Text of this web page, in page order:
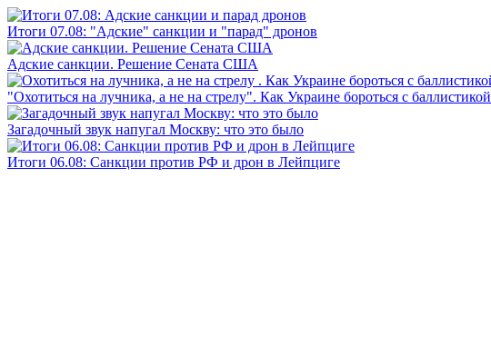
Итоги 07.08: "Адские" санкции и "парад" дронов
Адские санкции. Решение Сената США
"Охотиться на лучника, а не на стрелу". Как Украине бороться с баллистикой
Загадочный звук напугал Москву: что это было
Итоги 06.08: Санкции против РФ и дрон в Лейпциге